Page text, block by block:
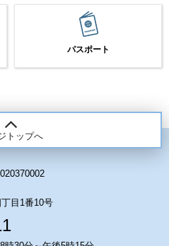
パスポート
トップへ
目1番10号